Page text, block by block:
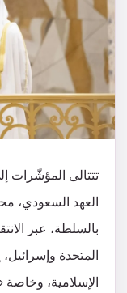
تتتالى
العهد السعودي،
بالسلطة، عبر
المتحدة
الإسلامية، وخاصة